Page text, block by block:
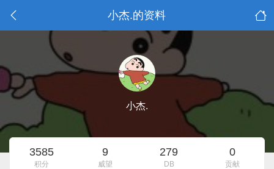
小杰.的资料
小杰.
3585
积分
9
威望
279
DB
0
贡献